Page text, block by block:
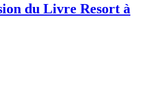
du Livre Resort à